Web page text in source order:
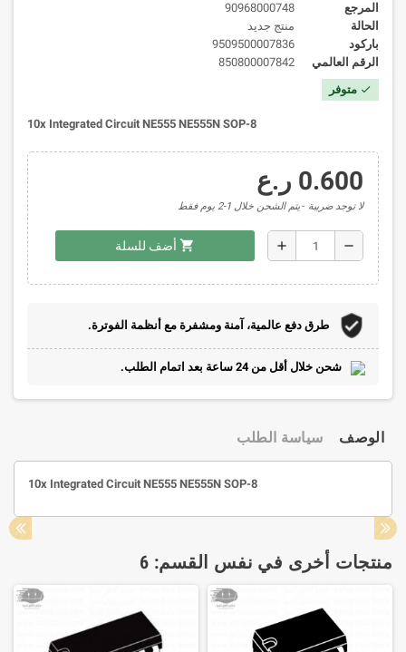
المرجع
90968000748
الحالة
منتج جديد
باركود
9509500007836
الرقم العالمي
850800007842
check متوفر
10x Integrated Circuit NE555 NE555N SOP-8
0.600 ر.ع
لا توجد ضريبة يتم الشحن خلال 1-2 يوم فقط
remove
add
shopping_cart أضف للسلة
طرق دفع عالمية، آمنة ومشفرة مع أنظمة الفوترة.
شحن خلال أقل من 24 ساعة بعد اتمام الطلب.
الوصف سياسة الطلب
10x Integrated Circuit NE555 NE555N SOP-8
منتجات أخرى في نفس القسم: 6